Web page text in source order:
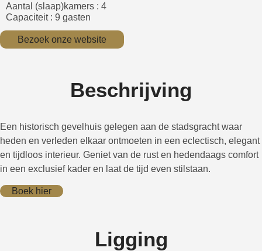
Aantal (slaap)kamers : 4
Capaciteit : 9 gasten
Bezoek onze website
Beschrijving
Een historisch gevelhuis gelegen aan de stadsgracht waar
heden en verleden elkaar ontmoeten in een eclectisch, elegant
en tijdloos interieur. Geniet van de rust en hedendaags comfort
in een exclusief kader en laat de tijd even stilstaan.
Boek hier
Ligging